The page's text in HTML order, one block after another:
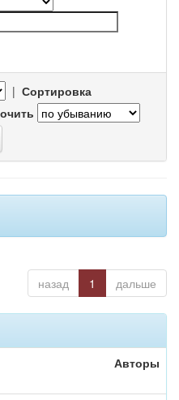
| Сортировка
назад 1 дальше
Авторы